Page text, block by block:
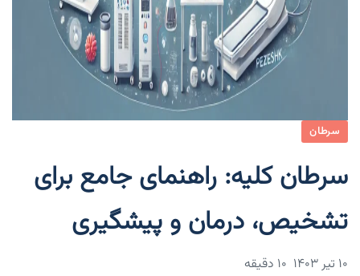
سرطان
سرطان کلیه: راهنمای جامع برای
تشخیص، درمان و پیشگیری
۱۰ تیر ۱۴۰۳